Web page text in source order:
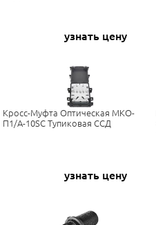
узнать цену
Кросс-Муфта Оптическая МКО-
П1/A-10SC Тупиковая ССД
узнать цену